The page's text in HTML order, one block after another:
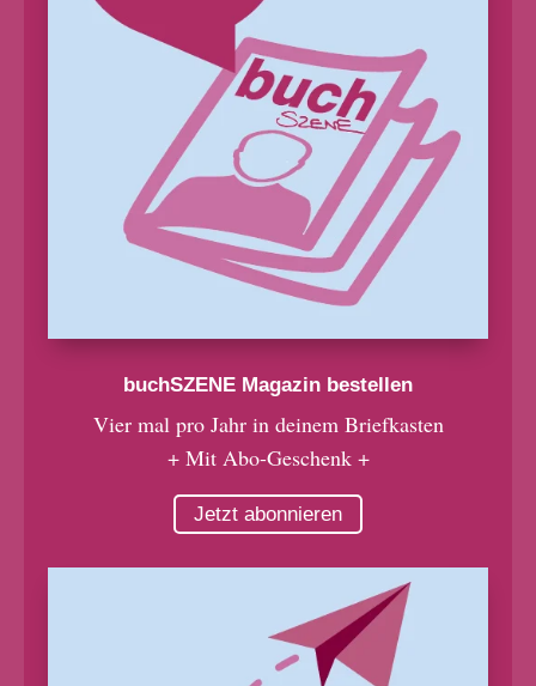
buchSZENE Magazin bestellen
Vier mal pro Jahr in deinem Briefkasten
+ Mit Abo-Geschenk +
Jetzt abonnieren